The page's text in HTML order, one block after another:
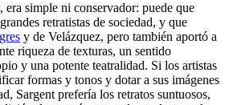
era simple ni conservador: puede que
retratistas de sociedad, y que
y de Velázquez, pero también aportó a
riqueza de texturas, un sentido
y una potente teatralidad. Si los artistas
formas y tonos y dotar a sus imágenes
Sargent prefería los retratos suntuosos,